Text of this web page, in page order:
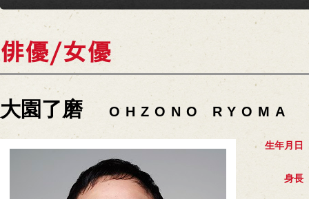
大園了磨 OHZONO RYOMA
生年月日
身長